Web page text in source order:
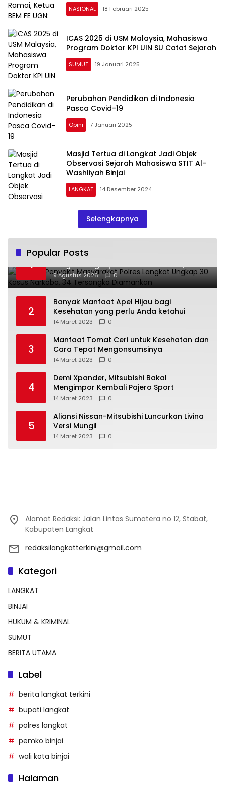
NASIONAL 18 Februari 2025
ICAS 2025 di USM Malaysia, Mahasiswa
Program Doktor KPI UIN SU Catat Sejarah
SUMUT 19 Januari 2025
Perubahan Pendidikan di Indonesia
Pasca Covid-19
Opini 7 Januari 2025
Masjid Tertua di Langkat Jadi Objek
Observasi Sejarah Mahasiswa STIT Al-
Washliyah Binjai
LANGKAT 14 Desember 2024
Selengkapnya
Popular Posts
1
Operasi Penyakit Masyarakat Polres
Langkat Ungkap 30 Kasus Narkoba, 34
Tersangka Diamankan
9 Agustus 2026 0
2
Banyak Manfaat Apel Hijau bagi
Kesehatan yang perlu Anda ketahui
14 Maret 2023 0
3
Manfaat Tomat Ceri untuk Kesehatan dan
Cara Tepat Mengonsumsinya
14 Maret 2023 0
4
Demi Xpander, Mitsubishi Bakal
Mengimpor Kembali Pajero Sport
14 Maret 2023 0
5
Aliansi Nissan-Mitsubishi Luncurkan Livina
Versi Mungil
14 Maret 2023 0
Alamat Redaksi: Jalan Lintas Sumatera no 12, Stabat,
Kabupaten Langkat
redaksilangkatterkini@gmail.com
Kategori
LANGKAT
BINJAI
HUKUM & KRIMINAL
SUMUT
BERITA UTAMA
Label
berita langkat terkini
bupati langkat
polres langkat
pemko binjai
wali kota binjai
Halaman